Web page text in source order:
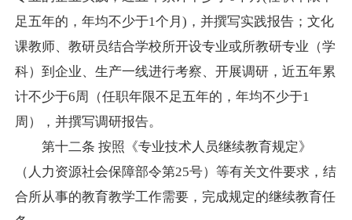
足五年的，年均不少于1个月 ) ，并撰写实践报告；文化
课教师、教研员结合学校所开设专业或所教研专业（学
科）到企业、生产一线进行考察、开展调研，近五年累
计不少于6周（任职年限不足五年的，年均不少于1
周），并撰写调研报告。
第十二条 按照《专业技术人员继续教育规定》
（人力资源社会保障部令第25号）等有关文件要求，结
合所从事的教育教学工作需要，完成规定的继续教育任